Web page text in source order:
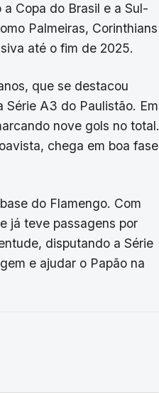
Copa do Brasil e a Sul-
Palmeiras, Corinthians
até o fim de 2025.
que se destacou
Série A3 do Paulistão. Em
nove gols no total.
chega em boa fase
do Flamengo. Com
já teve passagens por
disputando a Série
e ajudar o Papão na